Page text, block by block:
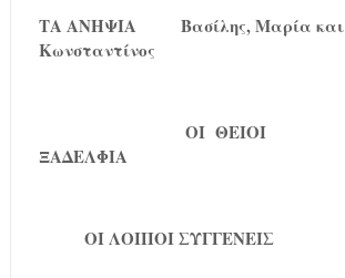
ΤΑ ΑΝΗΨΙΑ
Βασίλης, Μαρία και
Κωνσταντίνος
ΟΙ ΘΕΙΟΙ
ΞΑΔΕΛΦΙΑ
ΟΙ ΛΟΙΠΟΙ ΣΥΓΓΕΝΕΙΣ